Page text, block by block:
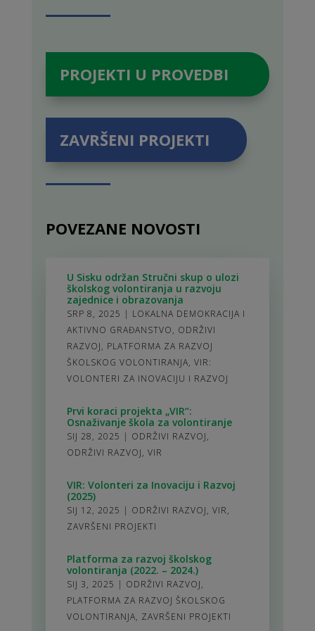
PROJEKTI U PROVEDBI
ZAVRŠENI PROJEKTI
POVEZANE NOVOSTI
U Sisku održan Stručni skup o ulozi
školskog volontiranja u razvoju
zajednice i obrazovanja
SRP 8, 2025 | LOKALNA DEMOKRACIJA I
AKTIVNO GRAĐANSTVO, ODRŽIVI
RAZVOJ, PLATFORMA ZA RAZVOJ
ŠKOLSKOG VOLONTIRANJA, VIR:
VOLONTERI ZA INOVACIJU I RAZVOJ
Prvi koraci projekta „VIR“:
Osnaživanje škola za volontiranje
SIJ 28, 2025 | ODRŽIVI RAZVOJ,
ODRŽIVI RAZVOJ, VIR
VIR: Volonteri za Inovaciju i Razvoj
(2025)
SIJ 12, 2025 | ODRŽIVI RAZVOJ, VIR,
ZAVRŠENI PROJEKTI
Platforma za razvoj školskog
volontiranja (2022. – 2024.)
SIJ 3, 2025 | ODRŽIVI RAZVOJ,
PLATFORMA ZA RAZVOJ ŠKOLSKOG
VOLONTIRANJA, ZAVRŠENI PROJEKTI